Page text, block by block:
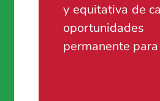
y equitativa de
permanente